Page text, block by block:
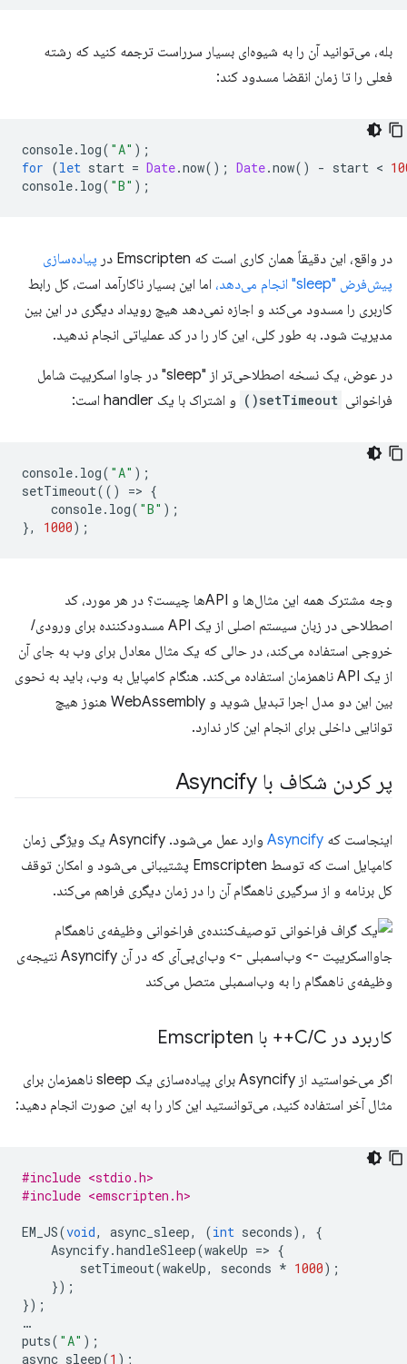
بله، می‌توانید آن را به شیوه‌ای بسیار سرراست ترجمه کنید که رشته
فعلی را تا زمان انقضا مسدود کند:
console. log( "A" );
for (let start = Date.now(); Date.now() - start <
console. log( "B" );
در واقع، این دقیقاً همان کاری است که Emscripten در
پیاده‌سازی
پیش‌فرض "sleep" انجام می‌دهد،
اما این بسیار ناکارآمد است، کل رابط
کاربری را مسدود می‌کند و اجازه نمی‌دهد هیچ رویداد دیگری در این بین
مدیریت شود. به طور کلی، این کار را در کد عملیاتی انجام ندهید.
در عوض، یک نسخه اصطلاحی‌تر از "sleep" در جاوا اسکریپت شامل
فراخوانی setTimeout() و اشتراک با یک handler است:
console. log( "A" );
setTimeout(() => {
console. log( "B" );
},
1000);
وجه مشترک همه این مثال‌ها و APIها چیست؟ در هر مورد، کد
اصطلاحی در زبان سیستم اصلی از یک API مسدودکننده برای ورودی/
خروجی استفاده می‌کند، در حالی که یک مثال معادل برای وب به جای آن
از یک API ناهمزمان استفاده می‌کند. هنگام کامپایل به وب، باید به نحوی
بین این دو مدل اجرا تبدیل شوید و WebAssembly هنوز هیچ
توانایی داخلی برای انجام این کار ندارد.
پر کردن شکاف با Asyncify
اینجاست که Asyncify
وارد عمل می‌شود. Asyncify یک ویژگی زمان
کامپایل است که توسط Emscripten پشتیبانی می‌شود و امکان توقف
کل برنامه و از سرگیری ناهمگام آن را در زمان دیگری فراهم می‌کند.
کاربرد در C /C++ با Emscripten
اگر می‌خواستید از Asyncify برای پیاده‌سازی یک sleep ناهمزمان برای
مثال آخر استفاده کنید، می‌توانستید این کار را به این صورت انجام دهید:
#include <stdio.h>
#include <emscripten.h>
EM_JS(void, async_sleep, (int seconds),
{
Asyncify.handleSleep(wakeUp => {
setTimeout(wakeUp, seconds * 1000);
});
});
…
puts( "A" );
async_sleep(1 );